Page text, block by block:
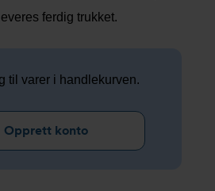
ferdig trukket.
til varer i handlekurven.
Opprett konto